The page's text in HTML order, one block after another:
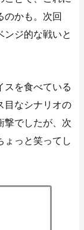
のかも。次回
ンジ的な戦いと
スを食べている
目なシナリオの
撃でしたが、次
ょっと笑ってし